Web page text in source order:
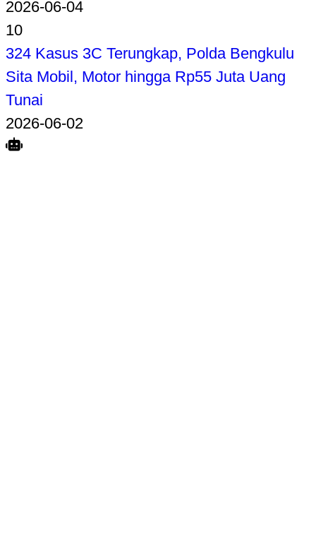
2026-06-04
10
324 Kasus 3C Terungkap, Polda Bengkulu
Sita Mobil, Motor hingga Rp55 Juta Uang
Tunai
2026-06-02